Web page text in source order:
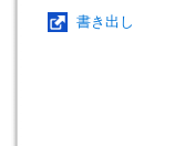
書き出し